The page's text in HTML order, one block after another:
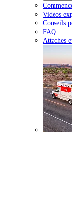
Vidéos
Conseils
FAQ
Attaches